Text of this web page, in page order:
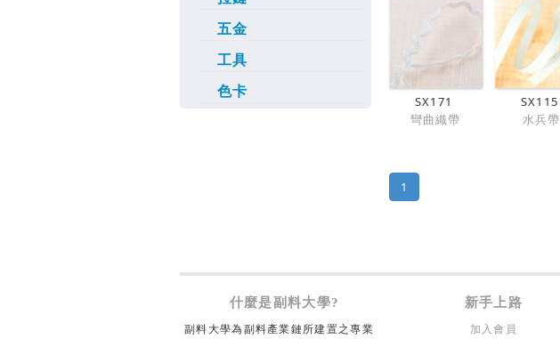
五金
工具
色卡
SX171
彎曲織帶
SX115
水兵帶
1
什麼是副料大學? 新手上路
副料大學為副料產業鏈所建置之專業
加入會員